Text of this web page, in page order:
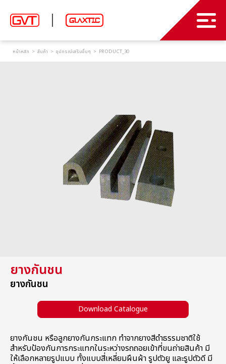
สินค้า
อุปกรณ์ลำเลียงและขนถ่ายสินค้า
หน้าหลัก สินค้า อุปกรณ์เสริมอื่นๆ PRODUCT_30
ยางกันชน
ยางกันชน
Download Catalogue
ยางกันชน หรือลูกยางกันกระแทก ทำจากยางสีดำธรรมชาติใช้
สำหรับป้องกันการกระแทกในระหว่างรถถอยเข้าที่ขนถ่ายสินค้า มี
ให้เลือกหลายรูปแบบ ทั้งแบบสี่เหลี่ยมผืนผ้า รูปตัวยู และรูปตัวดี มี